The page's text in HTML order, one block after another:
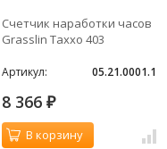
Счетчик наработки часов
Grasslin Taxxo 403
Артикул: 05.21.0001.1
8 366 ₽
В корзину